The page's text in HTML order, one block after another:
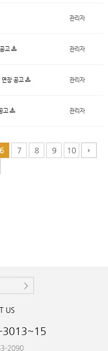
관리자
고 관리자
장 공고 관리자
고 관리자
6 7 8 9 10
US
3013~15
2090